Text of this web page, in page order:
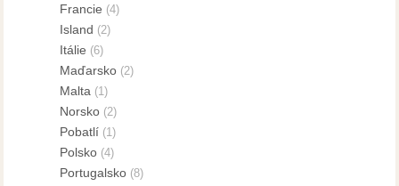
Francie (4)
Island (2)
Itálie (6)
Maďarsko (2)
Malta (1)
Norsko (2)
Pobatlí (1)
Polsko (4)
Portugalsko (8)